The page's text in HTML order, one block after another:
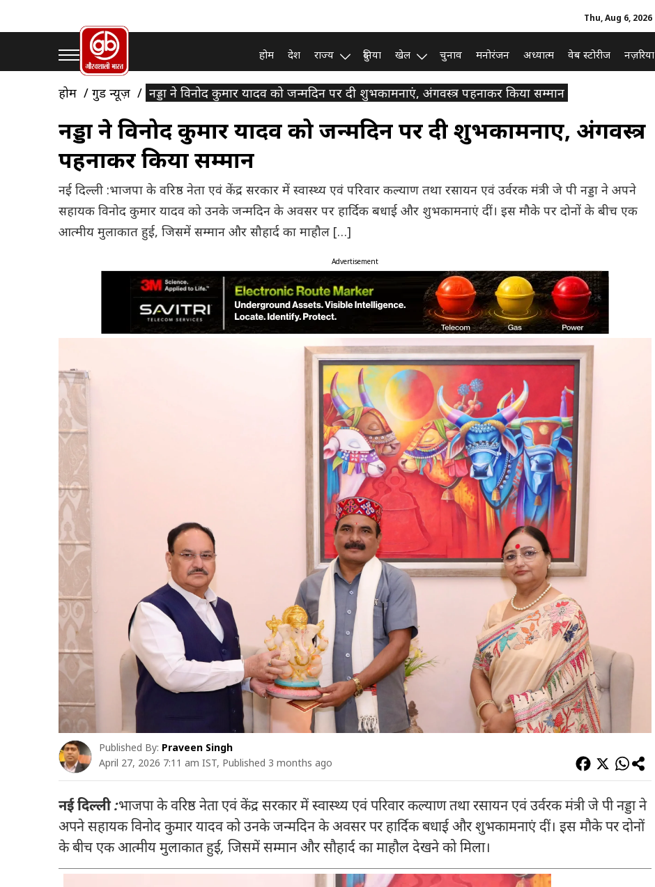
Thu, Aug 6, 2026
होम देश राज्य दुनिया खेल चुनाव मनोरंजन अध्यात्म वेब स्टोरीज नज़रिया
होम गुड न्यूज़ नड्डा ने विनोद कुमार यादव को जन्मदिन पर दी शुभकामनाएं, अंगवस्त्र पहनाकर किया सम्मान
नड्डा ने विनोद कुमार यादव को जन्मदिन पर दी शुभकामनाएं, अंगवस्त्र
पहनाकर किया सम्मान
नई दिल्ली :भाजपा के वरिष्ठ नेता एवं केंद्र सरकार में स्वास्थ्य एवं परिवार कल्याण तथा रसायन एवं उर्वरक मंत्री जे पी नड्डा ने अपने
सहायक विनोद कुमार यादव को उनके जन्मदिन के अवसर पर हार्दिक बधाई और शुभकामनाएं दीं। इस मौके पर दोनों के बीच एक
आत्मीय मुलाकात हुई, जिसमें सम्मान और सौहार्द का माहौल […]
Advertisement
Published By: Praveen Singh
April 27, 2026 7:11 am IST, Published 3 months ago
नई दिल्ली :भाजपा के वरिष्ठ नेता एवं केंद्र सरकार में स्वास्थ्य एवं परिवार कल्याण तथा रसायन एवं उर्वरक मंत्री जे पी नड्डा ने
अपने सहायक विनोद कुमार यादव को उनके जन्मदिन के अवसर पर हार्दिक बधाई और शुभकामनाएं दीं। इस मौके पर दोनों
के बीच एक आत्मीय मुलाकात हुई, जिसमें सम्मान और सौहार्द का माहौल देखने को मिला।